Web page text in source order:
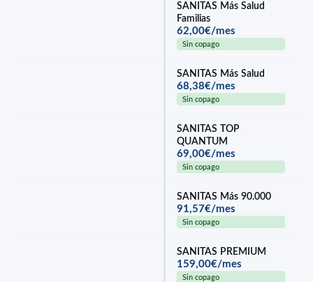
SANITAS Más Salud
Familias
62,00€/mes
Sin copago
SANITAS Más Salud
68,38€/mes
Sin copago
SANITAS TOP
QUANTUM
69,00€/mes
Sin copago
SANITAS Más 90.000
91,57€/mes
Sin copago
SANITAS PREMIUM
159,00€/mes
Sin copago